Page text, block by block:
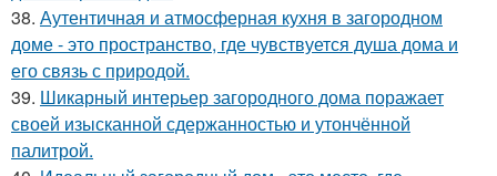
38. Аутентичная и атмосферная кухня в загородном
доме - это пространство, где чувствуется душа дома и
его связь с природой.
39. Шикарный интерьер загородного дома поражает
своей изысканной сдержанностью и утончённой
палитрой.